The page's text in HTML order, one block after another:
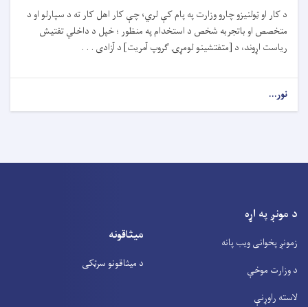
د کار او ټولنیزو چارو وزارت په پام کې لري؛ چې کار اهل کار ته د سپارلو او د
متخصص او باتجربه شخص د استخدام په منظور ؛ خپل د داخلي تفتیش
ریاست اړوند، د [متفتشینو لومړۍ ګروپ آمریت] د آزادی . . .
نور...
د مونږ په اړه
زمونږ پخوانی ویب پانه
د وزارت موخې
لاسته راوړنې
میثاقونه
د میثاقونو سرټکی